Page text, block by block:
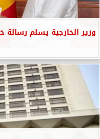
وزير الخارجية يسلم